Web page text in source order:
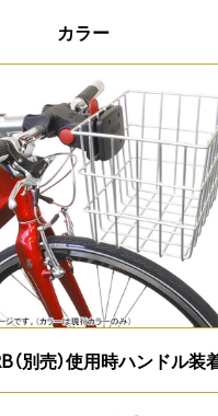
カラー
（別売）使用時ハンドル装